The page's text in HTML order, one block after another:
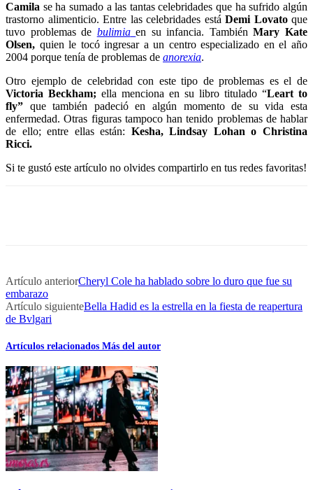
Camila se ha sumado a las tantas celebridades que ha sufrido algún
trastorno alimenticio. Entre las celebridades está Demi Lovato que
tuvo problemas de bulimia en su infancia. TambiénMary Kate
Olsen, quien le tocó ingresar a un centro especializado en el año
2004 porque tenía de problemas de anorexia.
Otro ejemplo de celebridad con este tipo de problemas es el de
Victoria Beckham; ella menciona en su libro titulado “Leart to
fly” que también padeció en algún momento de su vida esta
enfermedad. Otras figuras tampoco han tenido problemas de hablar
de ello; entre ellas están: Kesha, Lindsay Lohan o Christina
Ricci.
Si te gustó este artículo no olvides compartirlo en tus redes favoritas!
Artículo anteriorCheryl Cole ha hablado sobre lo duro que fue su
embarazo
Artículo siguienteBella Hadid es la estrella en la fiesta de reapertura
de Bvlgari
Artículos relacionados Más del autor